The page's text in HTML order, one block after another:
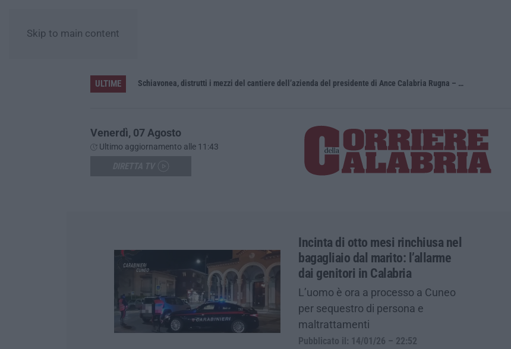
Skip to main content
ULTIME Schiavonea, distrutti i mezzi del cantiere dell’azienda del presidente di Ance Calabria Rugna – FOTO
Venerdì, 07 Agosto
Ultimo aggiornamento alle 11:43
Incinta di otto mesi rinchiusa nel
bagagliaio dal marito: l’allarme
dai genitori in Calabria
L’uomo è ora a processo a Cuneo
per sequestro di persona e
maltrattamenti
Pubblicato il: 14/01/26 – 22:52